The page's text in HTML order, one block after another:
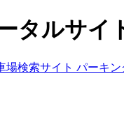
タルサイ
検索サイト パーキン